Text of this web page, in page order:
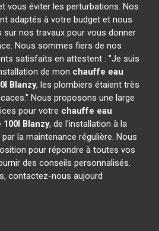
vous éviter les perturbations. Nos
adaptés à votre budget et nous
nos travaux pour vous donner
Nous sommes fiers de nos
satisfaits en attestent : "Je suis
de mon chauffe eau
Blanzy, les plombiers étaient très
Nous proposons une large
pour votre chauffe eau
100l Blanzy, de l'installation à la
la maintenance régulière. Nous
pour répondre à toutes vos
des conseils personnalisés.
contactez-nous aujourd